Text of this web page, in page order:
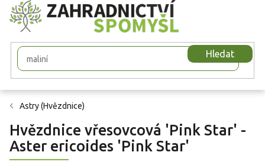
Přejít
na
obsah
Hledat
Astry (Hvězdnice)
Hvězdnice vřesovcová 'Pink Star' -
Aster ericoides 'Pink Star'